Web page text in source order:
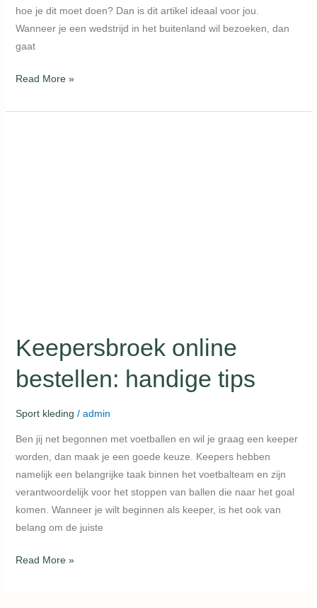
hoe je dit moet doen? Dan is dit artikel ideaal voor jou.
Wanneer je een wedstrijd in het buitenland wil bezoeken, dan
gaat
Read More »
Keepersbroek online
bestellen: handige tips
Sport kleding / admin
Ben jij net begonnen met voetballen en wil je graag een keeper
worden, dan maak je een goede keuze. Keepers hebben
namelijk een belangrijke taak binnen het voetbalteam en zijn
verantwoordelijk voor het stoppen van ballen die naar het goal
komen. Wanneer je wilt beginnen als keeper, is het ook van
belang om de juiste
Read More »